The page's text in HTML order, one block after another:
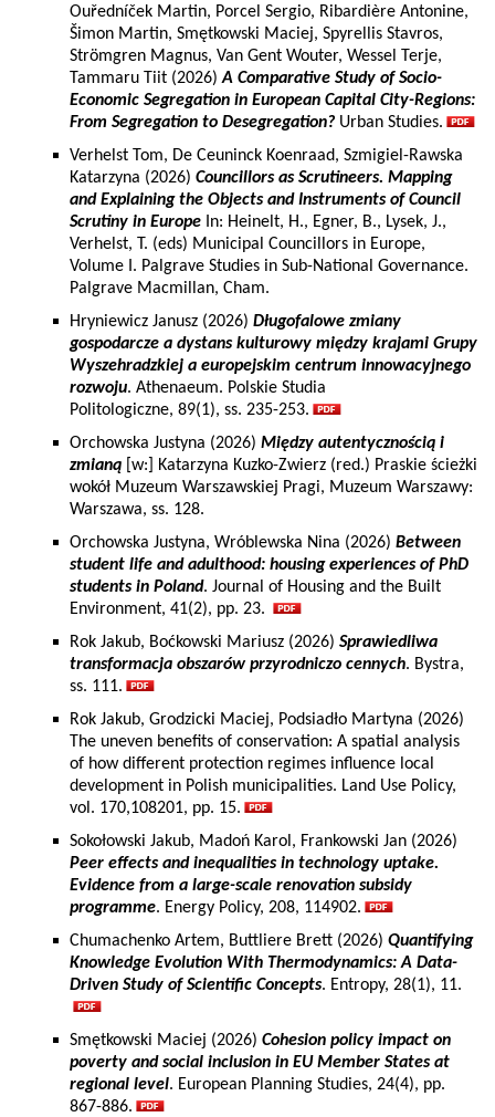
Ouředníček Martin, Porcel Sergio, Ribardière Antonine,
Šimon Martin, Smętkowski Maciej, Spyrellis Stavros,
Strömgren Magnus, Van Gent Wouter, Wessel Terje,
Tammaru Tiit (2026)A Comparative Study of Socio-
Economic Segregation in European Capital City-Regions:
From Segregation to Desegregation? Urban Studies.
Verhelst Tom, De Ceuninck Koenraad, Szmigiel-Rawska
Katarzyna (2026) Councillors as Scrutineers. Mapping
and Explaining the Objects and Instruments of Council
Scrutiny in Europe In: Heinelt, H., Egner, B., Lysek, J.,
Verhelst, T. (eds) Municipal Councillors in Europe,
Volume I. Palgrave Studies in Sub-National Governance.
Palgrave Macmillan, Cham.
Hryniewicz Janusz (2026) Długofalowe zmiany
gospodarcze a dystans kulturowy między krajami Grupy
Wyszehradzkiej a europejskim centrum innowacyjnego
rozwoju. Athenaeum. Polskie Studia
Politologiczne, 89(1), ss. 235-253.
Orchowska Justyna (2026) Między autentycznością i
zmianą [w:] Katarzyna Kuzko-Zwierz (red.) Praskie ścieżki
wokół Muzeum Warszawskiej Pragi, Muzeum Warszawy:
Warszawa, ss. 128.
Orchowska Justyna, Wróblewska Nina (2026) Between
student life and adulthood: housing experiences of PhD
students in Poland. Journal of Housing and the Built
Environment, 41(2), pp. 23.
Rok Jakub, Boćkowski Mariusz (2026) Sprawiedliwa
transformacja obszarów przyrodniczo cennych. Bystra,
ss. 111.
Rok Jakub, Grodzicki Maciej, Podsiadło Martyna (2026)
The uneven benefits of conservation: A spatial analysis
of how different protection regimes influence local
development in Polish municipalities. Land Use Policy,
vol. 170,108201, pp. 15.
Sokołowski Jakub, Madoń Karol, Frankowski Jan (2026)
Peer effects and inequalities in technology uptake.
Evidence from a large-scale renovation subsidy
programme. Energy Policy, 208, 114902.
Chumachenko Artem, Buttliere Brett (2026) Quantifying
Knowledge Evolution With Thermodynamics: A Data-
Driven Study of Scientific Concepts. Entropy, 28(1), 11.
Smętkowski Maciej (2026) Cohesion policy impact on
poverty and social inclusion in EU Member States at
regional level. European Planning Studies, 24(4), pp.
867-886.